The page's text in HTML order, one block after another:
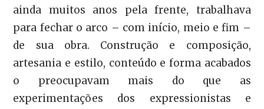
ainda muitos anos pela frente, trabalhava
para fechar o arco – com início, meio e fim –
de sua obra. Construção e composição,
artesania e estilo, conteúdo e forma acabados
o preocupavam mais do que as
experimentações dos expressionistas e